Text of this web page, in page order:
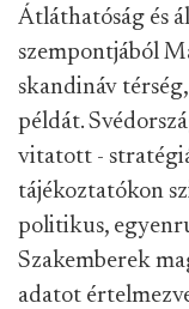
Átláthatóság és
szempontjából
skandináv
példát.
vitatott -
tájékoztatókon
politikus,
Szakemberek
adatot